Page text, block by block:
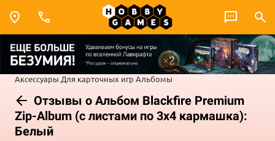
Аксессуары Для карточных игр Альбомы
Отзывы о Альбом Blackfire Premium
Zip-Album (с листами по 3х4 кармашка):
Белый